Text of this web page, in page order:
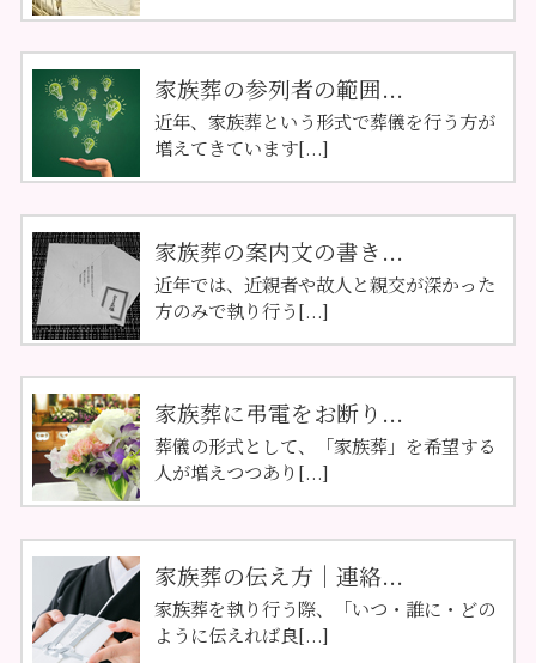
家族葬の参列者の範囲...
近年、家族葬という形式で葬儀を行う方が
増えてきています[...]
家族葬の案内文の書き...
近年では、近親者や故人と親交が深かった
方のみで執り行う[...]
家族葬に弔電をお断り...
葬儀の形式として、「家族葬」を希望する
人が増えつつあり[...]
家族葬の伝え方｜連絡...
家族葬を執り行う際、「いつ・誰に・どの
ように伝えれば良[...]